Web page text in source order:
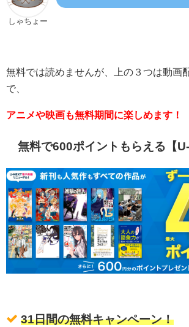
しゃちょー
無料では読めませんが、上の３つは動画
で、
アニメや映画も無料期間に楽しめます！
無料で600ポイントもらえる【U-
31日間の無料キャンペーン！